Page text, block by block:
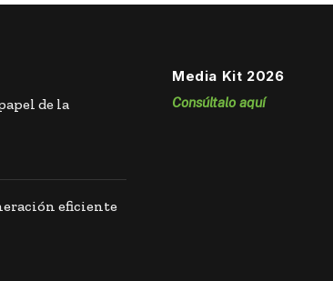
de la
eficiente
Media Kit 2026
Consúltalo aquí